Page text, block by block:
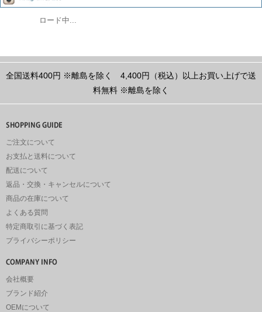
ロード中...
全国送料400円 ※離島を除く
4,400円（税込）以上お買い上げで送
料無料 ※離島を除く
ご注文について
お支払と送料について
配送について
返品・交換・キャンセルについて
商品の在庫について
よくある質問
特定商取引に基づく表記
プライバシーポリシー
会社概要
ブランド紹介
OEMについて